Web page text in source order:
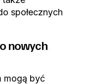
społecznych
nowych
mogą być